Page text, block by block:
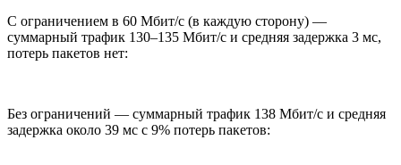
С ограничением в 60 Мбит/с (в каждую сторону) —
суммарный трафик 130–135 Мбит/с и средняя задержка 3 мс,
потерь пакетов нет:
Без ограничений — суммарный трафик 138 Мбит/с и средняя
задержка около 39 мс с 9% потерь пакетов: